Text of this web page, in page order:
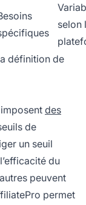
selon
définition de
des
de
un seuil
du
peuvent
permet